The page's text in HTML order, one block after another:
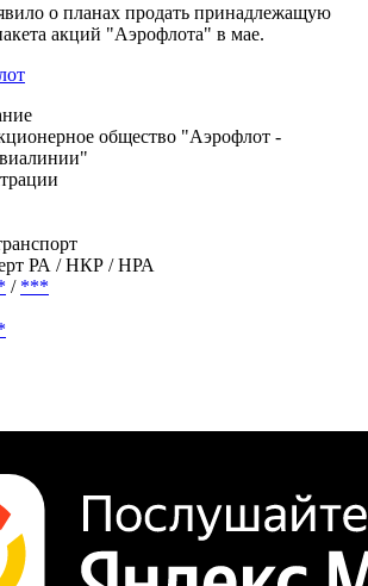
о планах продать принадлежащую
акций "Аэрофлота" в мае.
общество "Аэрофлот -
РА / НКР / НРА
/ ***